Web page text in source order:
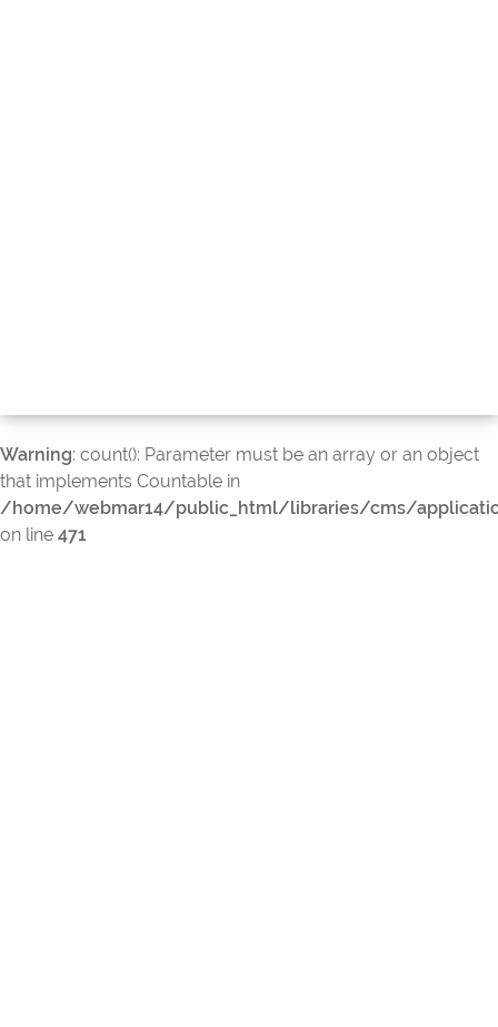
Warning: count(): Parameter must be an array or an object
that implements Countable in
/home/webmar14/public_html/libraries/cms/
on line 471